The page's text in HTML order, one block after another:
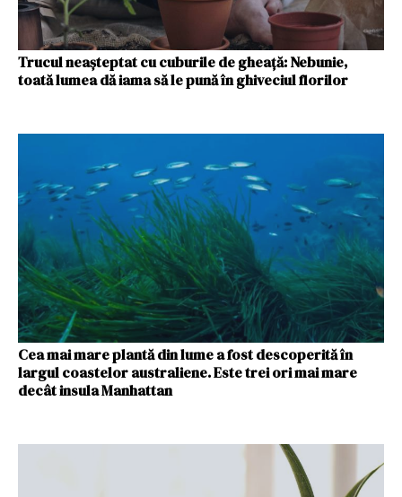
Trucul neașteptat cu cuburile de gheață: Nebunie,
toată lumea dă iama să le pună în ghiveciul florilor
Cea mai mare plantă din lume a fost descoperită în
largul coastelor australiene. Este trei ori mai mare
decât insula Manhattan